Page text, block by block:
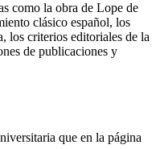
como la obra de Lope de
clásico español, los
los criterios editoriales de la
de publicaciones y
que en la página